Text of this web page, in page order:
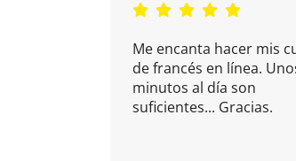
Me encanta hacer mis
de francés en línea.
minutos al día son
suficientes... Gracias.